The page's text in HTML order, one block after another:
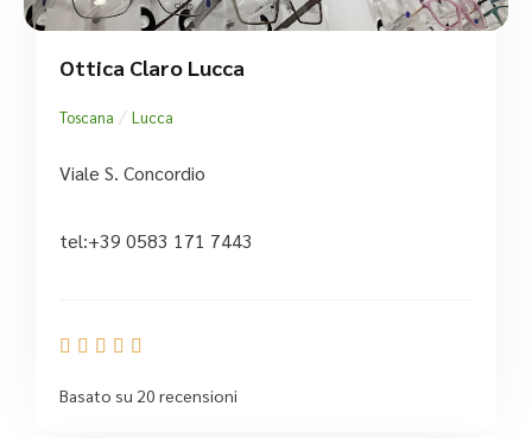
Ottica Claro Lucca
Toscana / Lucca
Viale S. Concordio
tel:+39 0583 171 7443
    
Basato su 20 recensioni